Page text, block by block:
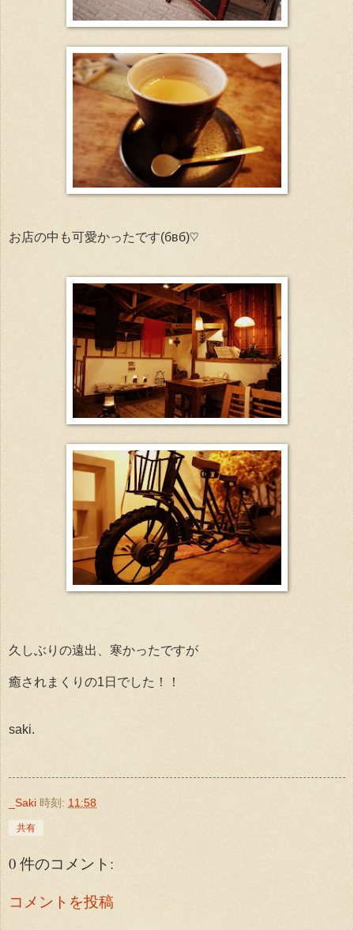
お店の中も可愛かったです(бвб)♡
久しぶりの遠出、寒かったですが
癒されまくりの1日でした！！
saki.
_Saki 時刻: 11:58
共有
0 件のコメント:
コメントを投稿